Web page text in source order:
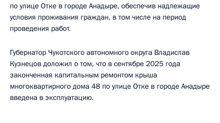
по улице Отке в городе Анадыре, обеспечив надлежащие
условия проживания граждан, в том числе на период
проведения работ.
Губернатор Чукотского автономного округа Владислав
Кузнецов доложил о том, что в сентябре 2025 года
законченная капитальным ремонтом крыша
многоквартирного дома 48 по улице Отке в городе Анадыре
введена в эксплуатацию.